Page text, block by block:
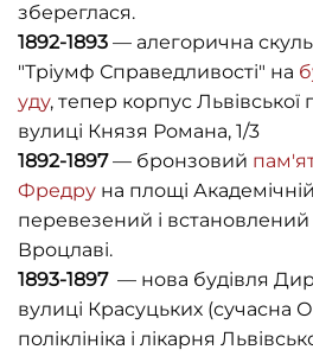
збереглася.
1892-1893 — алегорична
"Тріумф Справедливості" на
уду, тепер корпус Львівської
вулиці Князя Романа, 1/3
1892-1897— бронзовий
Фредру на площі
перевезений і
Вроцлаві.
1893-1897— нова будівля
вулиці Красуцьких (сучасна
поліклініка і лікарня